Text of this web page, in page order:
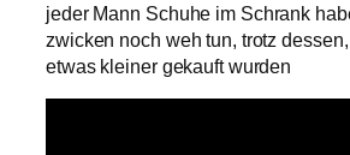
jeder Mann Schuhe im Schrank
zwicken noch weh tun, trotz
etwas kleiner gekauft wurden